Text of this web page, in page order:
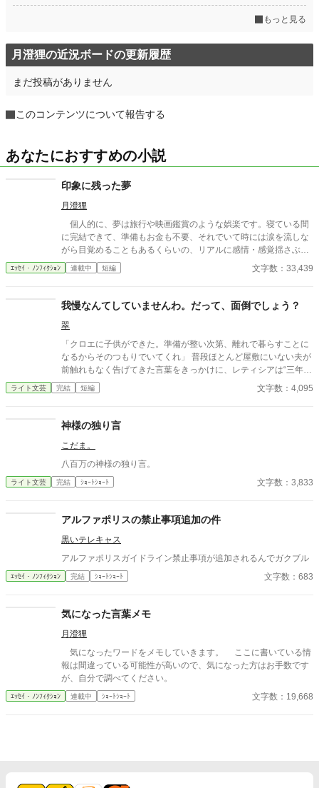
もっと見る
月澄狸の近況ボードの更新履歴
まだ投稿がありません
このコンテンツについて報告する
あなたにおすすめの小説
印象に残った夢
月澄狸
個人的に、夢は旅行や映画鑑賞のような娯楽です。寝ている間
に完結できて、準備もお金も不要、それでいて時には涙を流しな
がら目覚めることもあるくらいの、リアルに感情・感覚揺さぶら
れるエンターテインメント。 昔から夢が好きだったけど、近年
現実重視で睡眠時間を削り、あんまり夢を見ていなかった……。
夢を見ると眠りが浅くなる感じがする、睡眠不足になるのが難点
ですが、その分睡眠時間を増やせば大丈夫です。どうせ出かける
のも疲れるし、お金もかかるので、それを思えば睡眠時間を追加
するくらいで楽しませてもらえるのは安上がりです。スマホを眺
めていると視力のことが心配になりますが、夢なら目を使わずに
映像を見ることができるし。 「夢を見たい」と思うようになり、
えました。 夢を見ても覚えていられない、すぐ記憶が失われる
「あ、朝だ。今何時？ スマホのメッセージ来てるかな」と現実
に意識を集中すると夢の記憶が消えがちですが、たぐり寄せよう
た。 私は夢の中で以前、飛ぶ練習をしており、夢の中では飛べ
るようになったみたいです。うまくできない時もありますが。明
誰かに見せれば、現実でも飛べるようになる気がして、飛ぶ姿を
とは現実に影響しませんが。ちょっとオカルト趣味なもので、夢
を実用的に使えないか？ ってことにはワクワクします。 でも
予知夢にはさほど興味ありません。たとえ災害が起こることが分
かったとしても、正確な位置や時刻まで分からなければ対策のし
たら恐ろしいからです。 ただ、危機回避ではなく、宝くじが当
たる番号とか、「これをすれば良いことが起こる」みたいな夢を
見られるんなら、個人的に活用したいですね(笑)。 でもタダで
あちこち行って景色を見たり体験したりできるだけでありがたい
んだから、それ以上望むのも欲張りすぎかな。
ｴｯｾｲ・ﾉﾝﾌｨｸｼｮﾝ 連載中 短編 文字数：33,439
我慢なんてしていませんわ。だって、面倒でしょう？
翠
「クロエに子供ができた。準備が整い次第、離れで暮らすことに
なるからそのつもりでいてくれ」 普段ほとんど屋敷にいない夫が
前触れもなく告げてきた言葉をきっかけに、レティシアは“三年
間”の契約を終わらせることにした。 赤の他人を屋敷に迎えるこ
とはしない。 不要なものに感情を砕く理由などない。 「だって、
切り捨ててしまいましょう。
ライト文芸 完結 短編 文字数：4,095
神様の独り言
こだま。
八百万の神様の独り言。
ライト文芸 完結 ｼｮｰﾄｼｮｰﾄ 文字数：3,833
アルファポリスの禁止事項追加の件
黒いテレキャス
アルファポリスガイドライン禁止事項が追加されるんでガクブル
ｴｯｾｲ・ﾉﾝﾌｨｸｼｮﾝ 完結 ｼｮｰﾄｼｮｰﾄ 文字数：683
気になった言葉メモ
月澄狸
気になったワードをメモしていきます。 ここに書いている情
報は間違っている可能性が高いので、気になった方はお手数です
が、自分で調べてください。
ｴｯｾｲ・ﾉﾝﾌｨｸｼｮﾝ 連載中 ｼｮｰﾄｼｮｰﾄ 文字数：19,668